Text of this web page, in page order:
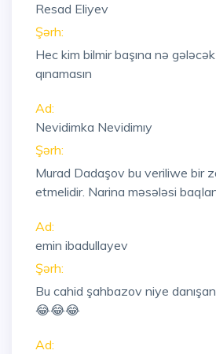
Resad Eliyev
Şərh:
Hec kim bilmir başına nə
qınamasın
Ad:
Nevidimka Nevidimıy
Şərh:
Murad Dadaşov bu veriliwe bir
etmelidir. Narina məsələsi
Ad:
emin ibadullayev
Şərh:
Bu cahid şahbazov niye
😂😂😂
Ad: